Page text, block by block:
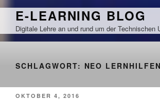
Zum
springen
E-LEARNING BLOG
Digitale Lehre an und rund um der Technischen
SCHLAGWORT: NEO LERNHILFEN
VERÖFFENTLICHT
OKTOBER 4, 2016